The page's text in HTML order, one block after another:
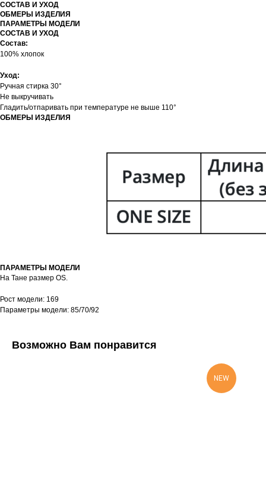
СОСТАВ И УХОД
ОБМЕРЫ ИЗДЕЛИЯ
ПАРАМЕТРЫ МОДЕЛИ
СОСТАВ И УХОД
Состав:
100% хлопок
Уход:
Ручная стирка 30°
Не выкручивать
Гладить/отпаривать при температуре не выше 110°
ОБМЕРЫ ИЗДЕЛИЯ
ПАРАМЕТРЫ МОДЕЛИ
На Тане размер OS.
Рост модели: 169
Параметры модели: 85/70/92
Возможно Вам понравится
NEW